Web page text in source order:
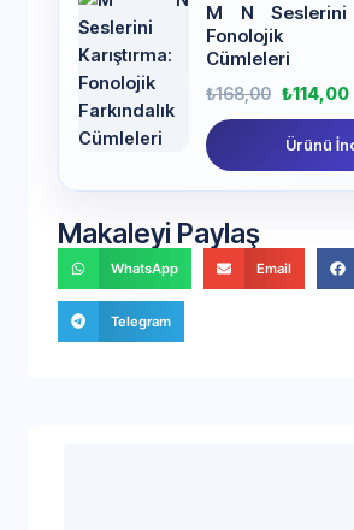
M N Seslerini
Fonolojik
Cümleleri
₺168,00 ₺114,00
Ürünü
Makaleyi Paylaş
WhatsApp Email
Telegram